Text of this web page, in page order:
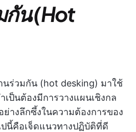
กัน (Hot
นร่วมกัน (hot desking) มาใช้
ป็นต้องมีการวางแผนเชิงกล
ย่างลึกซึ้งในความต้องการของ
นี้คือเจ็ดแนวทางปฏิบัติที่ดี